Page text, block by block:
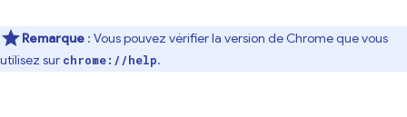
Remarque : Vous pouvez vérifier la version de Chrome que vous
utilisez sur chrome://help.